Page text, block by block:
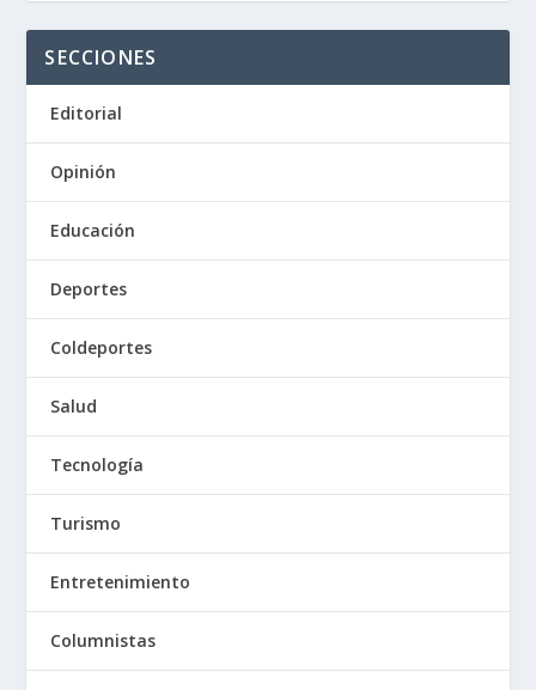
SECCIONES
Editorial
Opinión
Educación
Deportes
Coldeportes
Salud
Tecnología
Turismo
Entretenimiento
Columnistas